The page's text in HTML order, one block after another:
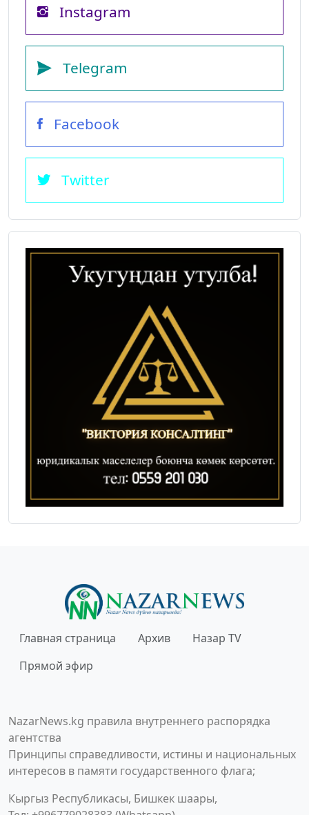
Instagram
Telegram
Facebook
Twitter
Главная страница Архив
Назар TV
Прямой эфир
NazarNews.kg правила внутреннего распорядка
агентства
Принципы справедливости, истины и национальных
интересов в памяти государственного флага;
Кыргыз Республикасы, Бишкек шаары,